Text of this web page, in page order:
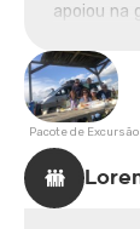
apoiou na
Pacote de